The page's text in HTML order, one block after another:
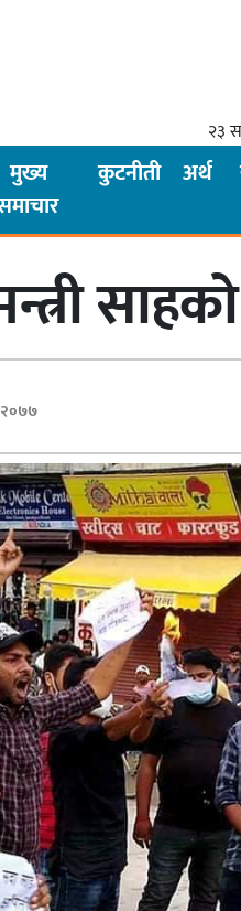
२३
मुख्य
कुटनीती अर्थ
२०७७